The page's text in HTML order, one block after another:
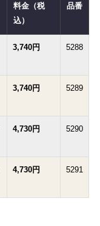
料金（税
込）
品番
3,740円 5288
3,740円 5289
4,730円 5290
4,730円 5291